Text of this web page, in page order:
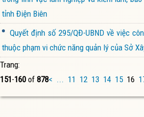
tỉnh Điện Biên
Quyết định số 295/QĐ-UBND về việc
thuộc phạm vi chức năng quản lý của Sở
Trang:
151-160 of 878< ... 11 12 13 14 15 16